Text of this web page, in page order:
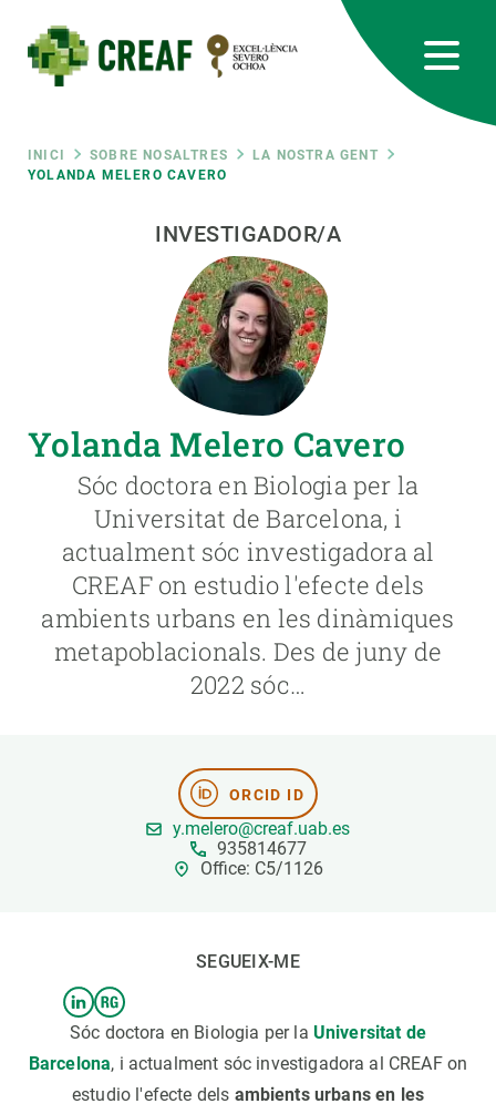
contingut
Fil
d'ariadna
INICI SOBRE NOSALTRES
LA NOSTRA GENT
YOLANDA MELERO CAVERO
INVESTIGADOR/A
Yolanda Melero Cavero
Sóc doctora en Biologia per la
Universitat de Barcelona, i
actualment sóc investigadora al
CREAF on estudio l'efecte dels
ambients urbans en les dinàmiques
metapoblacionals. Des de juny de
2022 sóc…
ORCID ID
y.melero@creaf.uab.es
935814677
Office: C5/1126
SEGUEIX-ME
Sóc doctora en Biologia per la Universitat de
Barcelona, i actualment sóc investigadora al CREAF on
estudio l'efecte dels ambients urbans en les
RRSS
Featured
responsive
Responsive
CIÈNCIA EN ACCIÓ
UNEIX-TE A NOSALTRES
PARTICIPA
NOTÍCIES I AGENDA